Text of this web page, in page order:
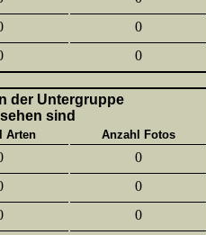
0
0
der Untergruppe
sind
Arten
Anzahl Fotos
0
0
0